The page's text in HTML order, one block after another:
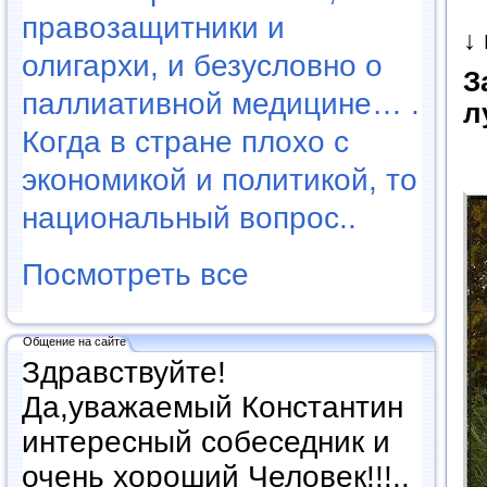
правозащитники и
олигархи, и безусловно о
паллиативной медицине… .
Когда в стране плохо с
экономикой и политикой, то
национальный вопрос..
Посмотреть все
Общение на сайте
Здравствуйте!
Да,уважаемый Константин
интересный собеседник и
очень хороший Человек!!!..